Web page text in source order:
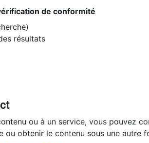
de conformité
résultats
ou à un service, vous pouvez
ou obtenir le contenu sous une autre